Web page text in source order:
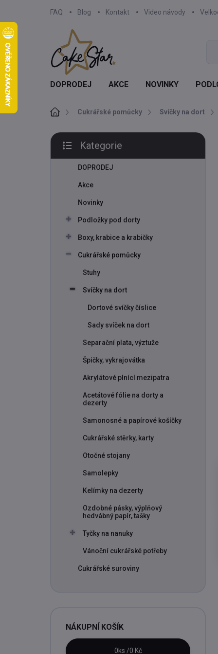
obsah
FAQ Blog Kontakt Video návody
DOPRODEJ AKCE NOVINKY
DomůCukrářské pomůcky Svíčky na dort
P
s
kategorie
Kategorie
DOPRODEJ
Akce
Novinky
Podložky pod dorty
Boxy, krabice a krabičky
Cukrářské pomůcky
Stuhy
Svíčky na dort
Dortové svíčky číslice
Sady svíček na dort
Separační plata, výztuže
Špičky, vykrajovátka
Akrylátové plnící mezipatra
Acetátové fólie na dorty a
dezerty
Samonosné a papírové košíčky
Cukrářské stěrky, karty
Otočné stojany
Samolepky
Kelímky na dezerty
Ozdobné pásky, výplňový
hedvábný papír, tašky
Tyčky na nanuky
Vánoční cukrářské potřeby
Cukrářské suroviny
NÁKUPNÍ KOŠÍK
0ks /0 Kč